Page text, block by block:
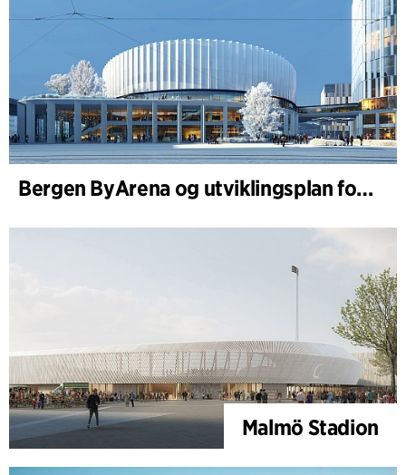
Bergen ByArena og utviklingsplan for Nygårdstangen
Malmö Stadion